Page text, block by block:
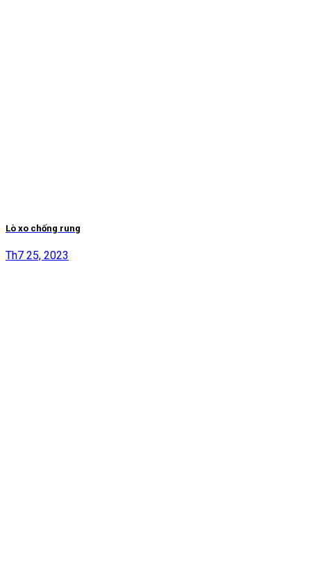
Lò xo chống rung
Th7 25, 2023